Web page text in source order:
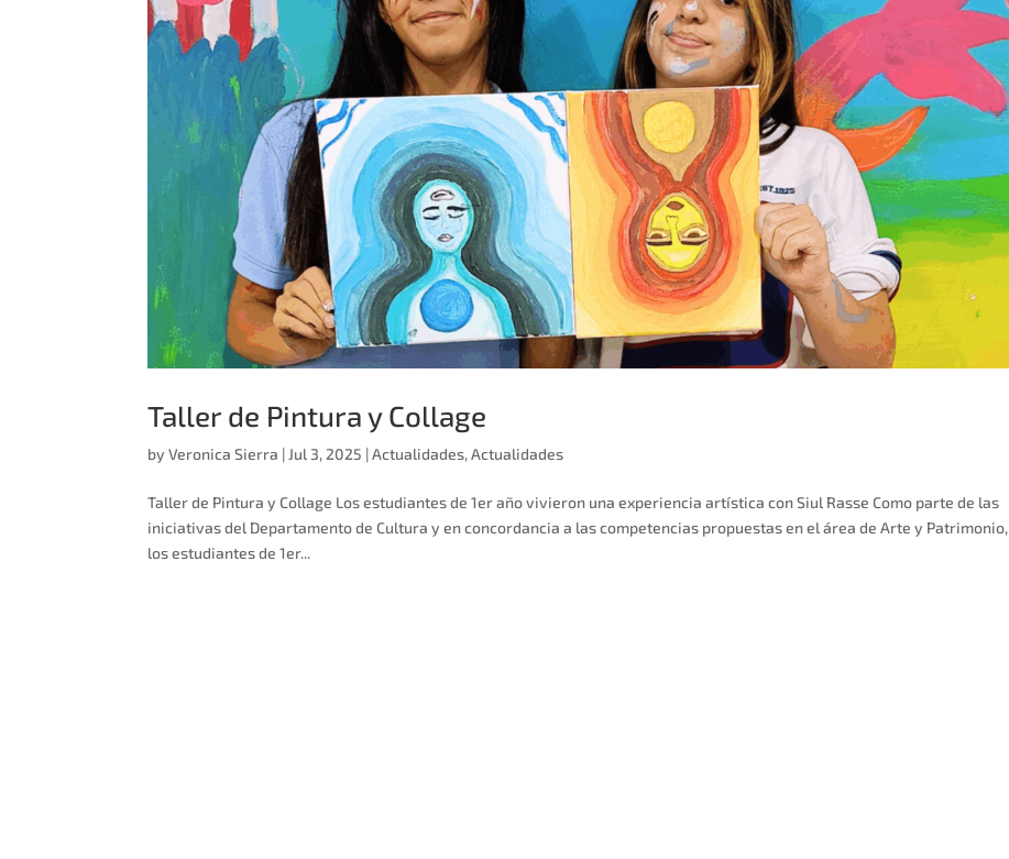
Taller de Pintura y Collage
byVeronica Sierra | Jul 3, 2025 |Actualidades,Actualidades
Taller de Pintura y Collage Los estudiantes de 1er año vivieron una experiencia artística con Siul Rasse Como parte de las
iniciativas del Departamento de Cultura y en concordancia a las competencias propuestas en el área de Arte y Patrimonio​,
los estudiantes de 1er...